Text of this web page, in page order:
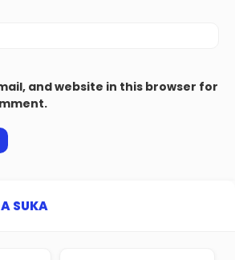
and website in this browser for
SUKA